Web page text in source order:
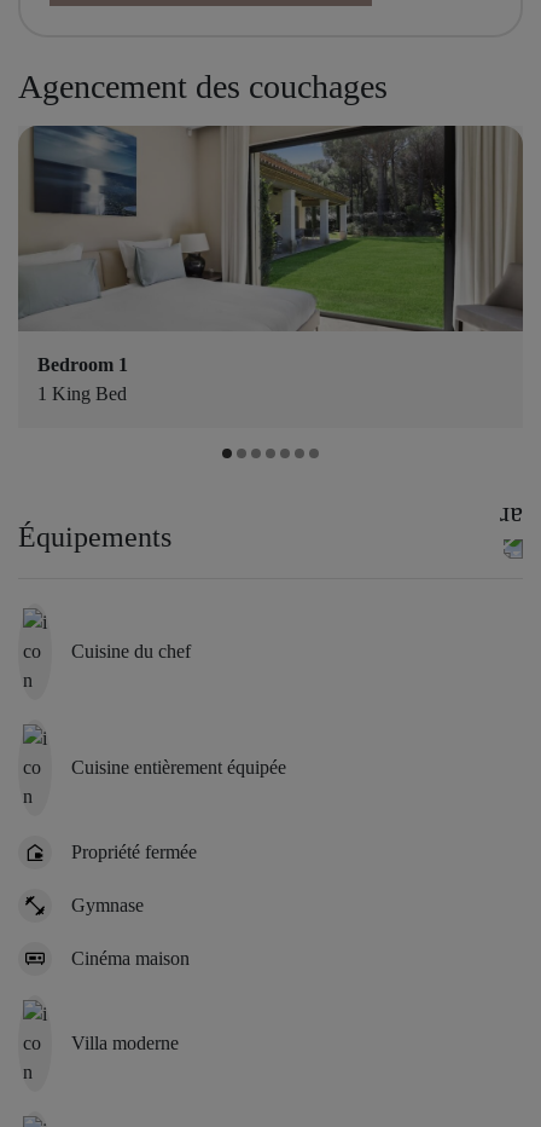
Agencement des couchages
Bedroom 1
1 King Bed
Équipements
Cuisine du chef
Cuisine entièrement équipée
Propriété fermée
Gymnase
Cinéma maison
Villa moderne